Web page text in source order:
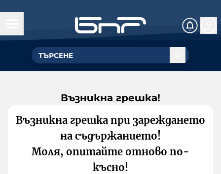
Възникна грешка!
Възникна грешка при зареждането
на съдържанието!
Моля, опитайте отново по-
късно!